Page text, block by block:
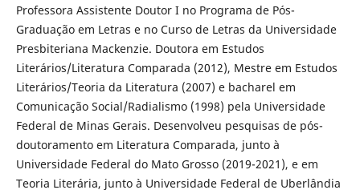
Professora Assistente Doutor I no Programa de Pós-
Graduação em Letras e no Curso de Letras da Universidade
Presbiteriana Mackenzie. Doutora em Estudos
Literários/Literatura Comparada (2012), Mestre em Estudos
Literários/Teoria da Literatura (2007) e bacharel em
Comunicação Social/Radialismo (1998) pela Universidade
Federal de Minas Gerais. Desenvolveu pesquisas de pós-
doutoramento em Literatura Comparada, junto à
Universidade Federal do Mato Grosso (2019-2021), e em
Teoria Literária, junto à Universidade Federal de Uberlândia